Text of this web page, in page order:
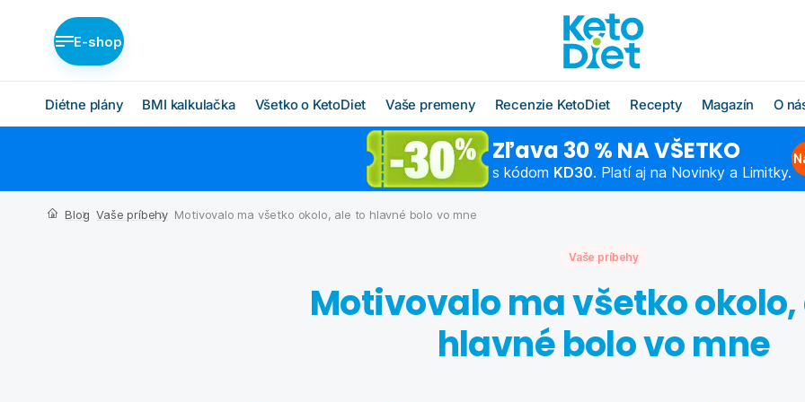
E-shop
Diétne plány
Nízka nadváha (BASIC)
BMI kalkulačka Všetko o KetoDiet
Ako KetoDiet funguje
O proteínovej diéte
BMI kalkulačka
O radoch KetoDiet
Čo jesť po diéte
Schudnite s odborníkom
Vzorové jedálničky
Klub Moja KetoDiet
Vaše premeny Recenzie KetoDiet Recepty
Všetky recepty
Keto recepty (od 1. kroku
kroku diéty)
Magazín
Blog
Ako rýchlo
Chudnutie po
O
O značke
Náš tím
Affiliate
Kontakty
Zľava 30 % NA VŠETKO
s kódom KD30. Platí aj na Novinky a Limitky.
Blog Vaše príbehy Motivovalo ma všetko okolo, ale to hlavné bolo vo mne
Vaše príbehy
Motivovalo ma všetko okolo,
hlavné bolo vo mne